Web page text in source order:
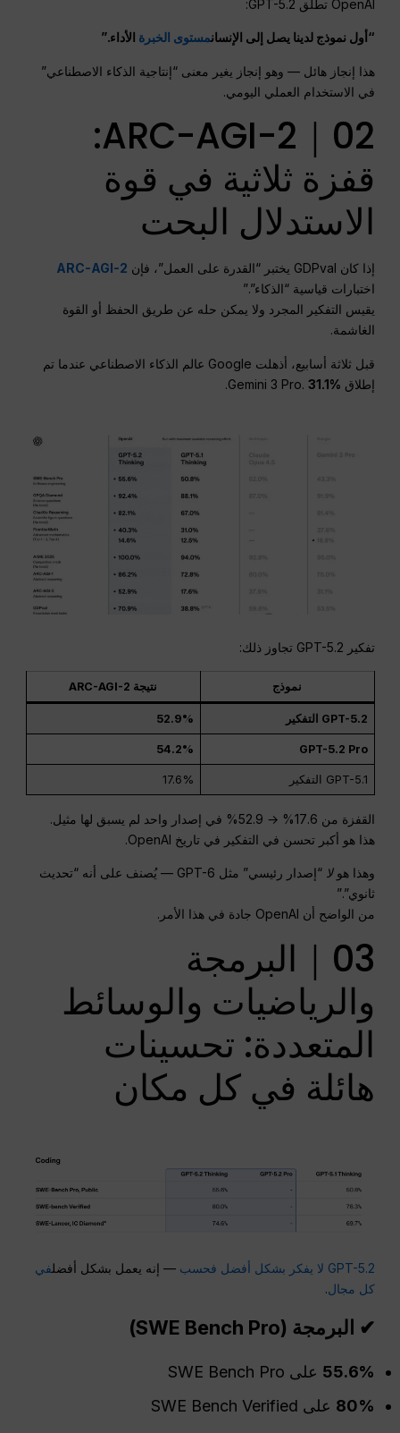
OpenAI تطلق GPT-5.2:
“أول نموذج لدينا يصل إلى الإنسانمستوى الخبرة الأداء.”
هذا إنجاز هائل — وهو إنجاز يغير معنى “إنتاجية الذكاء الاصطناعي”
في الاستخدام العملي اليومي.
02｜ARC-AGI-2:
قفزة ثلاثية في قوة
الاستدلال البحت
إذا كان GDPval يختبر “القدرة على العمل”، فإن
ARC-AGI-2
اختبارات قياسية “الذكاء”.”
يقيس التفكير المجرد ولا يمكن حله عن طريق الحفظ أو القوة
الغاشمة.
قبل ثلاثة أسابيع، أذهلت Google عالم الذكاء الاصطناعي عندما تم
إطلاق Gemini 3 Pro. 31.1%
.
تفكير GPT-5.2 تجاوز ذلك:
نموذج نتيجة ARC-AGI-2
GPT-5.2 التفكير 52.9%
GPT-5.2 Pro
54.2%
GPT-5.1 التفكير 17.6%
القفزة من 17.6% → 52.9% في إصدار واحد لم يسبق لها مثيل.
هذا هو أكبر تحسن في التفكير في تاريخ OpenAI.
وهذا هولا
“إصدار رئيسي” مثل GPT-6 — يُصنف على أنه “تحديث
ثانوي”.”
من الواضح أن OpenAI جادة في هذا الأمر.
03｜البرمجة
والرياضيات والوسائط
المتعددة: تحسينات
هائلة في كل مكان
GPT-5.2 لا يفكر بشكل أفضل فحسب — إنه يعمل بشكل أفضلفي
كل مجال.
✔ البرمجة (SWE Bench Pro)
55.6% على SWE Bench Pro
80% على SWE Bench Verified